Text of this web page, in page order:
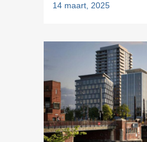
14 maart, 2025